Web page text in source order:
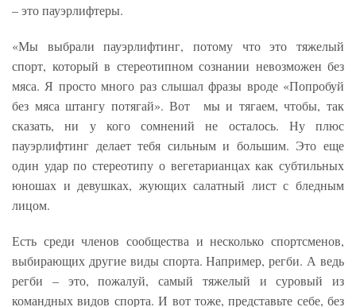
– это пауэрлифтеры.
«Мы выбрали пауэрлифтинг, потому что это тяжелый
спорт, который в стереотипном сознании невозможен без
мяса. Я просто много раз слышал фразы вроде «Попробуй
без мяса штангу потягай». Вот мы и тягаем, чтобы, так
сказать, ни у кого сомнений не осталось. Ну плюс
пауэрлифтинг делает тебя сильным и большим. Это еще
один удар по стереотипу о вегетарианцах как субтильных
юношах и девушках, жующих салатный лист с бледным
лицом.
Есть среди членов сообщества и несколько спортсменов,
выбирающих другие виды спорта. Например, регби. А ведь
регби – это, пожалуй, самый тяжелый и суровый из
командных видов спорта. И вот тоже, представьте себе, без